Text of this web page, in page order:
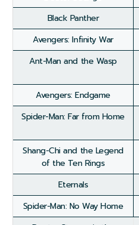
Black Panther
Avengers: Infinity War
Ant-Man and the Wasp
Avengers: Endgame
Spider-Man: Far from Home
Shang-Chi and the Legend
of the Ten Rings
Eternals
Spider-Man: No Way Home